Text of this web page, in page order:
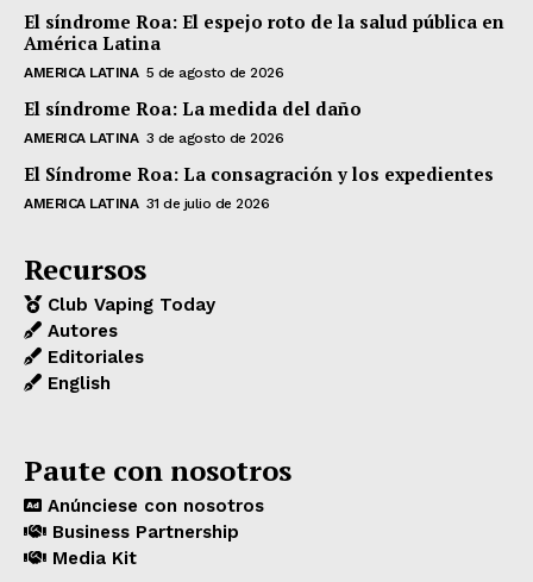
El síndrome Roa: El espejo roto de la salud pública en
América Latina
AMERICA LATINA 5 de agosto de 2026
El síndrome Roa: La medida del daño
AMERICA LATINA 3 de agosto de 2026
El Síndrome Roa: La consagración y los expedientes
AMERICA LATINA 31 de julio de 2026
Recursos
Club Vaping Today
Autores
Editoriales
English
Paute con nosotros
Anúnciese con nosotros
Business Partnership
Media Kit